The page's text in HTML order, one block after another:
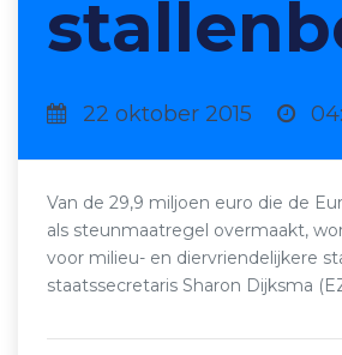
22 oktober 2015
Van de 29,9 miljoen euro die de
als steunmaatregel overmaakt,
voor milieu- en diervriendelijkere
staatssecretaris Sharon Dijksma